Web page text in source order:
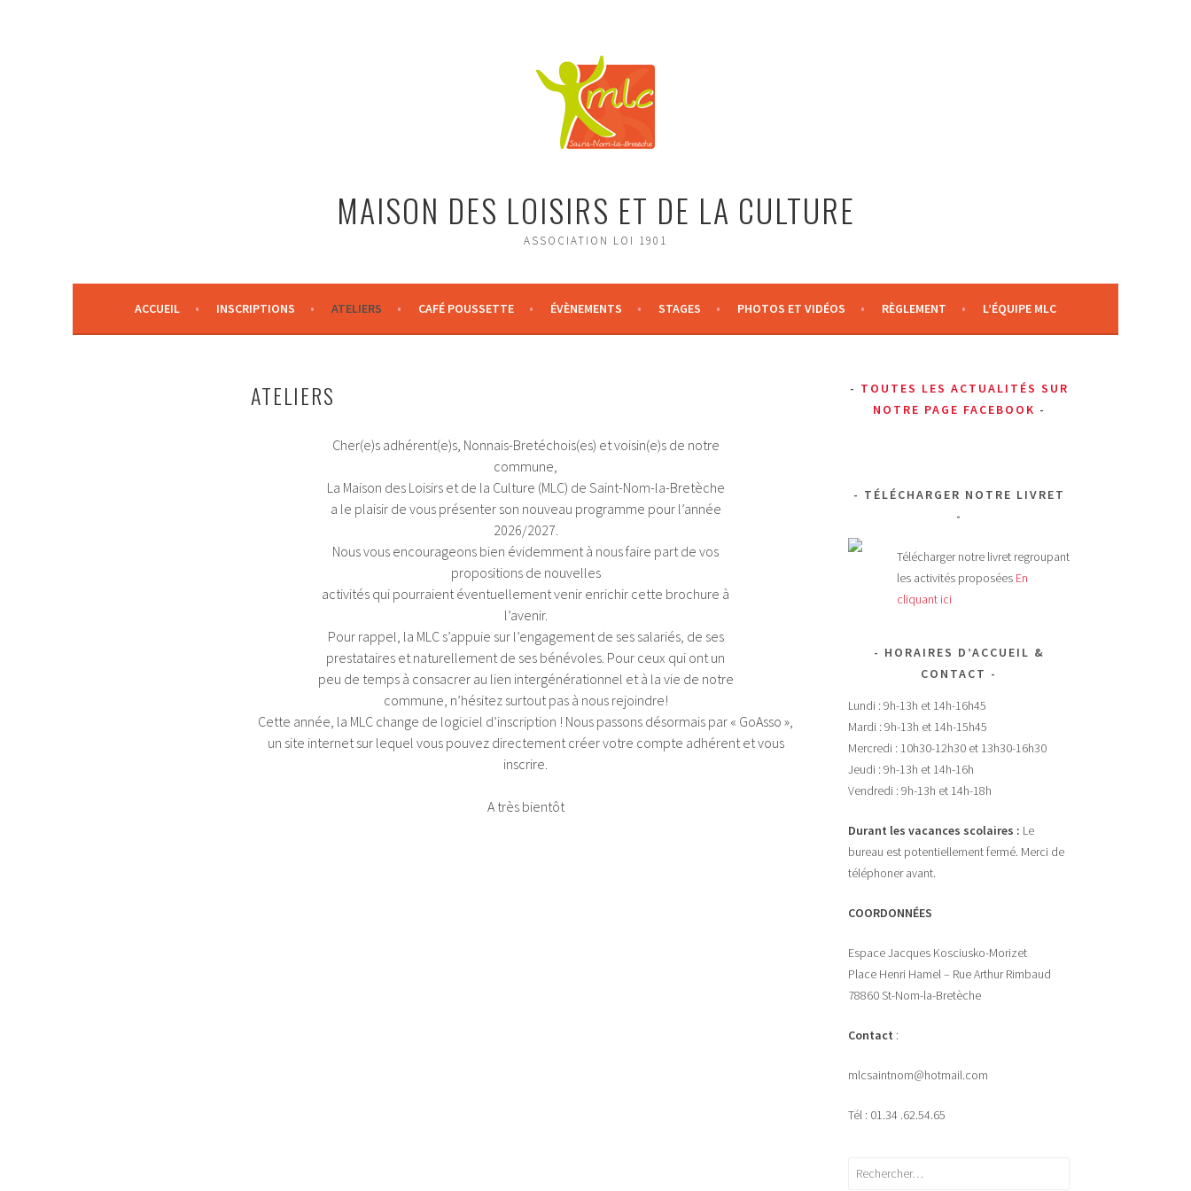
MAISON DES LOISIRS ET DE LA CULTURE
ASSOCIATION LOI 1901
ACCUEIL INSCRIPTIONS ATELIERS CAFÉ POUSSETTE ÉVÈNEMENTS STAGES PHOTOS ET VIDÉOS RÈGLEMENT L’ÉQUIPE MLC
ATELIERS
Cher(e)s adhérent(e)s, Nonnais-Bretéchois(es) et voisin(e)s de notre
commune,
La Maison des Loisirs et de la Culture (MLC) de Saint-Nom-la-Bretèche
a le plaisir de vous présenter son nouveau programme pour l’année
2026/2027.
Nous vous encourageons bien évidemment à nous faire part de vos
propositions de nouvelles
activités qui pourraient éventuellement venir enrichir cette brochure à
l’avenir.
Pour rappel, la MLC s’appuie sur l’engagement de ses salariés, de ses
prestataires et naturellement de ses bénévoles. Pour ceux qui ont un
peu de temps à consacrer au lien intergénérationnel et à la vie de notre
commune, n’hésitez surtout pas à nous rejoindre!
Cette année, la MLC change de logiciel d’inscription ! Nous passons désormais par « GoAsso »,
un site internet sur lequel vous pouvez directement créer votre compte adhérent et vous
inscrire.
A très bientôt
TOUTES LES ACTUALITÉS SUR
NOTRE PAGE FACEBOOK
TÉLÉCHARGER NOTRE LIVRET
Télécharger notre livret regroupant
les activités proposées En
cliquant ici
HORAIRES D’ACCUEIL &
CONTACT
Lundi : 9h-13h et 14h-16h45
Mardi : 9h-13h et 14h-15h45
Mercredi : 10h30-12h30 et 13h30-16h30
Jeudi : 9h-13h et 14h-16h
Vendredi : 9h-13h et 14h-18h
Durant les vacances scolaires : Le
bureau est potentiellement fermé. Merci de
téléphoner avant.
COORDONNÉES
Espace Jacques Kosciusko-Morizet
Place Henri Hamel – Rue Arthur Rimbaud
78860 St-Nom-la-Bretèche
Contact :
mlcsaintnom@hotmail.com
Tél : 01.34 .62.54.65
Rechercher :